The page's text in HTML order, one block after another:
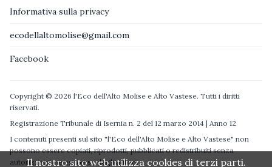
Informativa sulla privacy
ecodellaltomolise@gmail.com
Facebook
Copyright © 2026 l'Eco dell'Alto Molise e Alto Vastese. Tutti i diritti
riservati.
Registrazione Tribunale di Isernia n. 2 del 12 marzo 2014 | Anno 12
I contenuti presenti sul sito "l'Eco dell'Alto Molise e Alto Vastese" non
possono essere copiati, riprodotti, pubblicati o redistribuiti senza
autorizzazione espressa degli autori.
Il nostro sito web utilizza cookies di terzi parti.